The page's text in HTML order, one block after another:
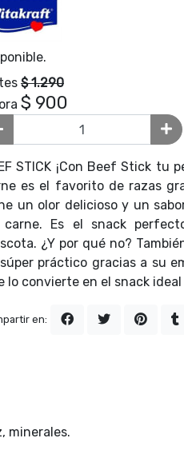
$ 1.290
$ 900
STICK ¡Con Beef Stick tu
es el favorito de razas
un olor delicioso y un
carne. Es el snack
¿Y por qué no?
práctico gracias a su
lo convierte en el snack ideal
en:
minerales.